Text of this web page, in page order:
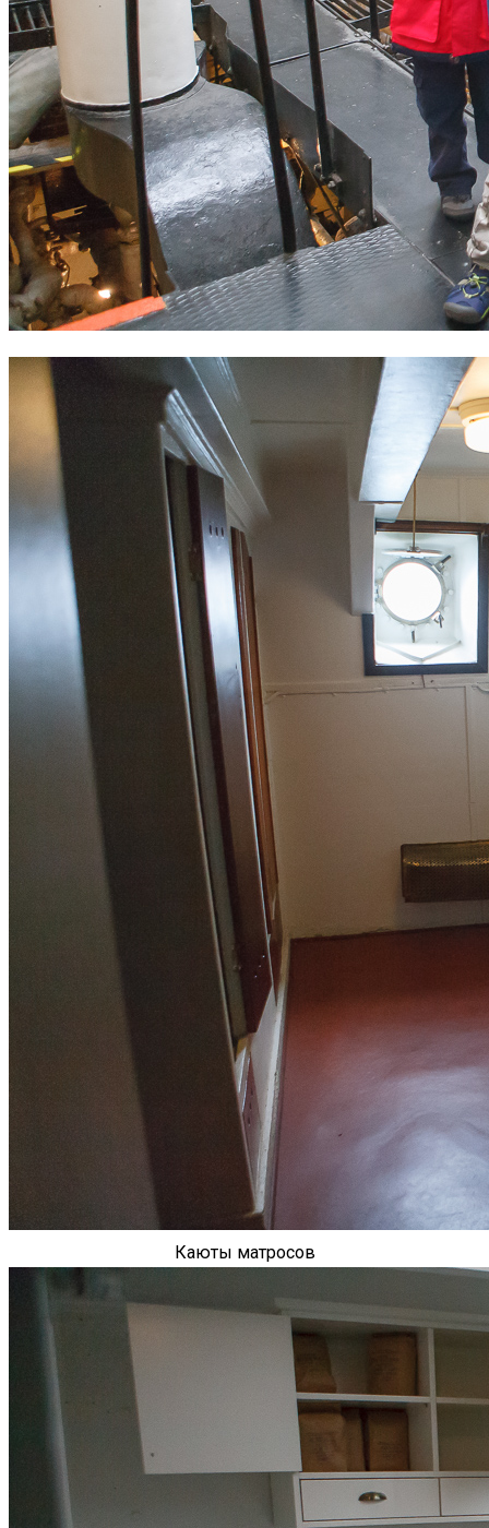
Каюты матросов